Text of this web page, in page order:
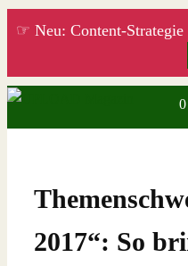
Zum
☞ Neu: Content-
0
2017“: So